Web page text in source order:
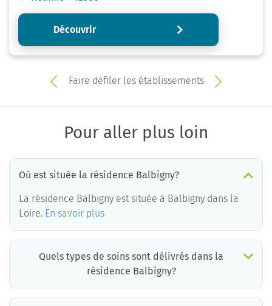
Découvrir
Faire défiler les établissements
Pour aller plus loin
Où est située la résidence Balbigny?
La résidence Balbigny est située à Balbigny dans la
Loire. En savoir plus
Quels types de soins sont délivrés dans la
résidence Balbigny?